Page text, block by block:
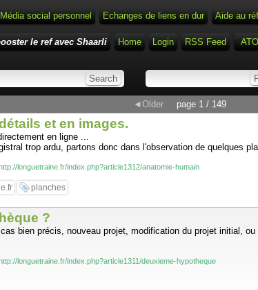
Média social personnel Echanges de liens en dur Aide au
le ref avec Shaarli Home Login RSS Feed
◄Older page 1 / 149
et en images.
en ligne ...
trop ardu, partons donc dans l'observation de quelques
longuetraine.fr/index.php?article1312/anatomie-humain
planches
?
bien précis, nouveau projet, modification du projet initial,
longuetraine.fr/index.php?article1311/deuxieme-hypotheque